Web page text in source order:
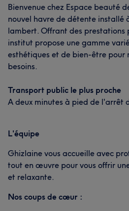
Bienvenue chez Espace beauté
nouvel havre de détente installé
lambert. Offrant des prestations
institut propose une gamme
esthétiques et de bien-être pour
besoins.
Transport public le plus proche
A deux minutes à pied de l'arrêt
L'équipe
Ghizlaine vous accueille avec
tout en œuvre pour vous offrir
et relaxante.
Nos coups de cœur :